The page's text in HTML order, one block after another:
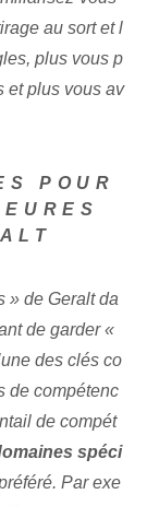
au sort et l
plus vous p
et plus vous av
POUR
» de Geralt‌ da
de garder «
des clés co
de compétenc
de compét
spéci
Par exe